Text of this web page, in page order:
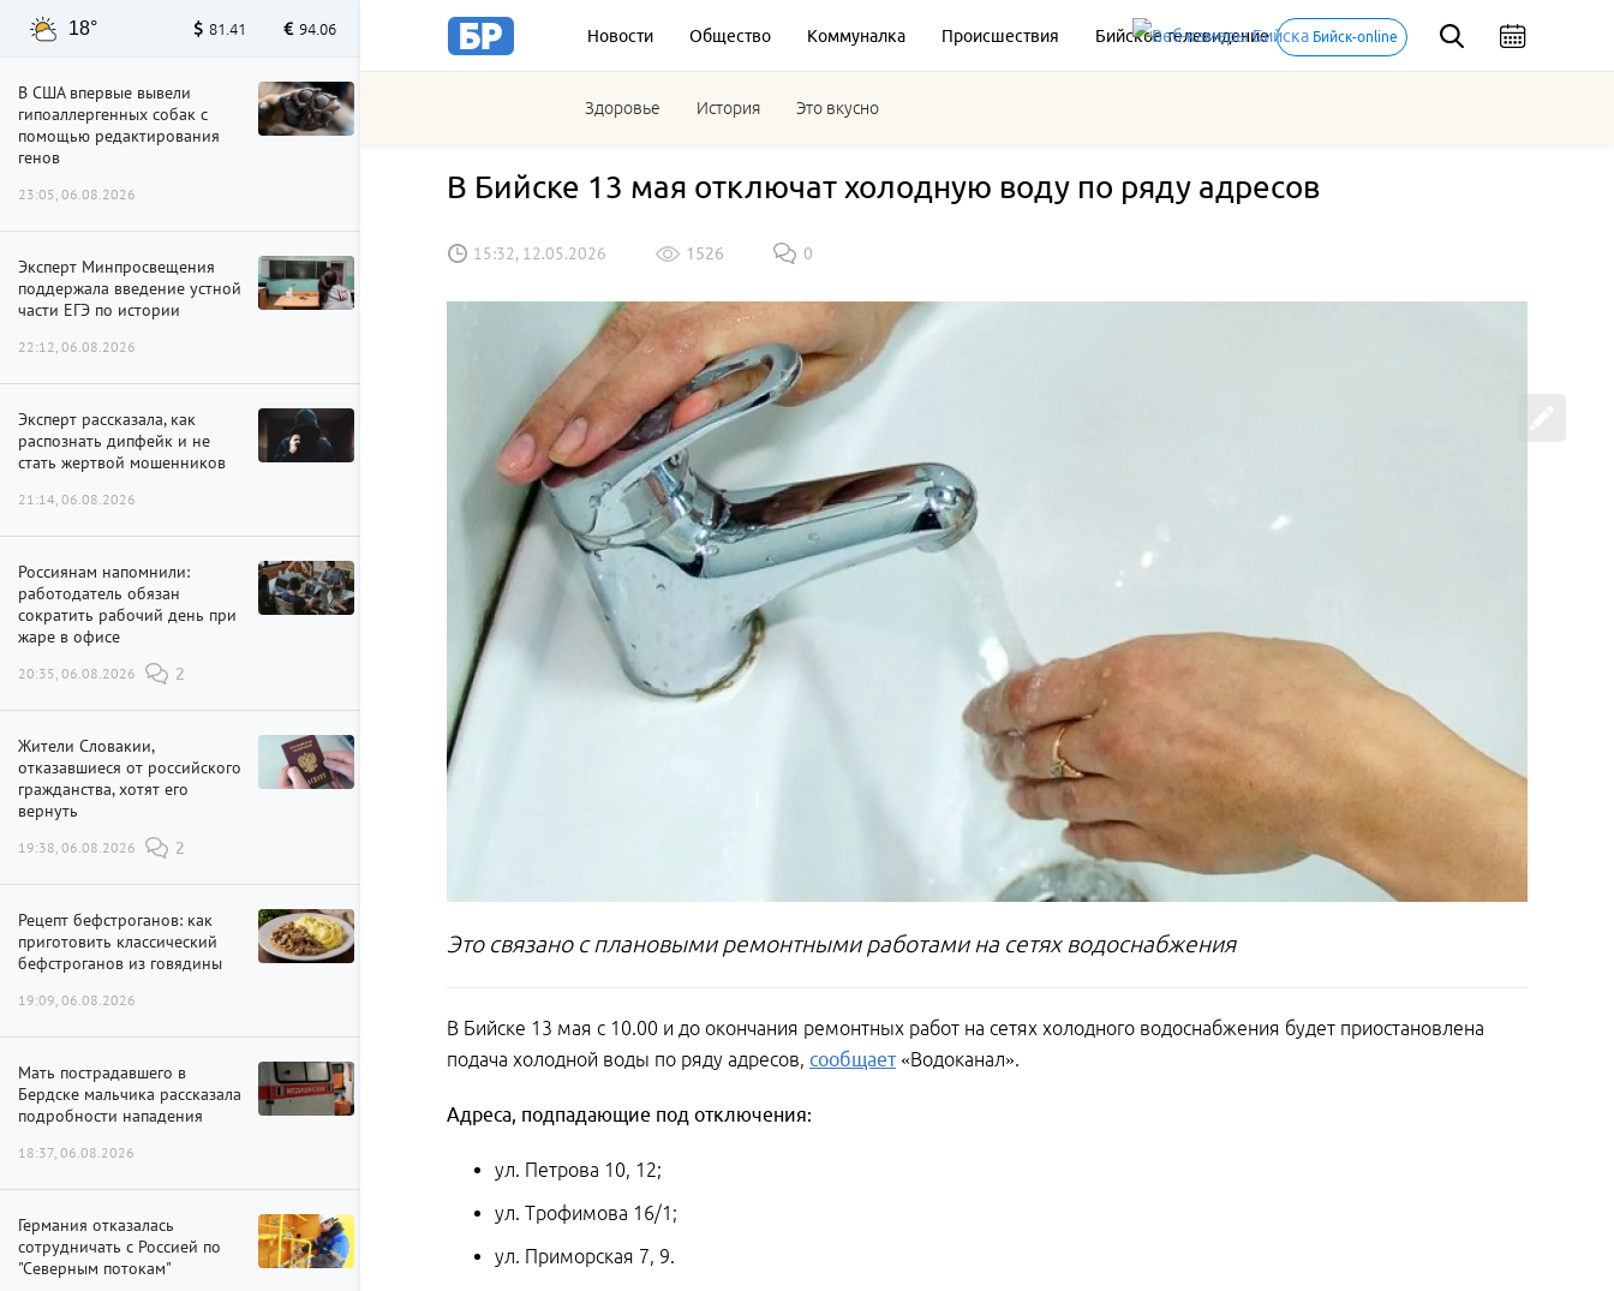
Новости Общество Коммуналка Происшествия Бийское телевидение Бийск-online
Здоровье История Это вкусно
18° 81.41 94.06
В США впервые вывели
гипоаллергенных собак с
помощью редактирования
генов
23:05, 06.08.2026
Эксперт Минпросвещения
поддержала введение устной
части ЕГЭ по истории
22:12, 06.08.2026
Эксперт рассказала, как
распознать дипфейк и не
стать жертвой мошенников
21:14, 06.08.2026
Россиянам напомнили:
работодатель обязан
сократить рабочий день при
жаре в офисе
20:35, 06.08.2026 2
Жители Словакии,
отказавшиеся от российского
гражданства, хотят его
вернуть
19:38, 06.08.2026 2
Рецепт бефстроганов: как
приготовить классический
бефстроганов из говядины
19:09, 06.08.2026
Мать пострадавшего в
Бердске мальчика рассказала
подробности нападения
18:37, 06.08.2026
Германия отказалась
сотрудничать с Россией по
"Северным потокам"
В Бийске 13 мая отключат холодную воду по ряду адресов
15:32, 12.05.2026 1526 0
Это связано с плановыми ремонтными работами на сетях водоснабжения
В Бийске 13 мая с 10.00 и до окончания ремонтных работ на сетях холодного водоснабжения будет приостановлена
подача холодной воды по ряду адресов, сообщает«Водоканал».
Адреса, подпадающие под отключения:
ул. Петрова 10, 12;
ул. Трофимова 16/1;
ул. Приморская 7, 9.